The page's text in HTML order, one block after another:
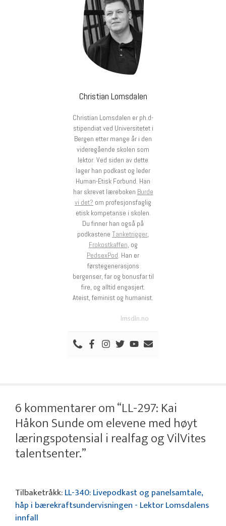
Christian Lomsdalen
Christian Lomsdalen er ph.d-
stipendiat ved Universitetet i
Bergen etter mange år i den
videregående skolen som
lektor. Ved siden av dette
lager han podkast og leder
Human-Etisk Forbund. Han
har skrevet læreboken Burde
vi det? om profesjonsfaglig
etisk kompetanse i skolen.
Du finner han også på
podkastene Tanketrigger,
Frokostkaffen, og
PedsexPod. Han er
førstegenerasjons
bergenser, far og bonusfar til
fire, og alltid engasjert.
Ateist, feminist og humanist.
lmsdln.no
6 kommentarer om “LL-297: Kai
Håkon Sunde om elevene med høyt
læringspotensial i realfag og VilVites
talentsenter.”
Tilbaketråkk:LL-340: Livepodkast og panelsamtale,
håp i bærekraftsundervisningen - Lektor Lomsdalens
innfall